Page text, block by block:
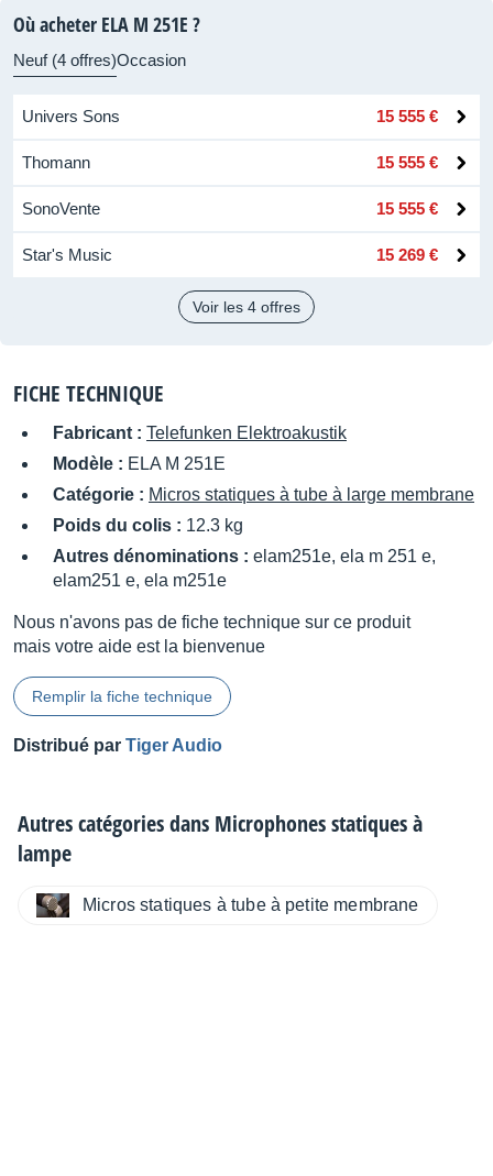
Où acheter ELA M 251E ?
Neuf (4 offres)Occasion
Univers Sons 15 555 €
Thomann 15 555 €
SonoVente 15 555 €
Star's Music 15 269 €
Voir les 4 offres
FICHE TECHNIQUE
Fabricant : Telefunken Elektroakustik
Modèle : ELA M 251E
Catégorie : Micros statiques à tube à large membrane
Poids du colis : 12.3 kg
Autres dénominations : elam251e, ela m 251 e,
elam251 e, ela m251e
Nous n'avons pas de fiche technique sur ce produit
mais votre aide est la bienvenue
Remplir la fiche technique
Distribué par Tiger Audio
Autres catégories dans Microphones statiques à
lampe
Micros statiques à tube à petite membrane